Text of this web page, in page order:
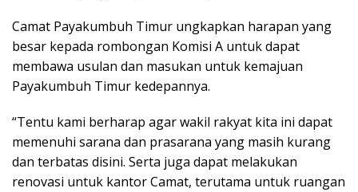
Camat Payakumbuh Timur ungkapkan harapan yang
besar kepada rombongan Komisi A untuk dapat
membawa usulan dan masukan untuk kemajuan
Payakumbuh Timur kedepannya.
“Tentu kami berharap agar wakil rakyat kita ini dapat
memenuhi sarana dan prasarana yang masih kurang
dan terbatas disini. Serta juga dapat melakukan
renovasi untuk kantor Camat, terutama untuk ruangan